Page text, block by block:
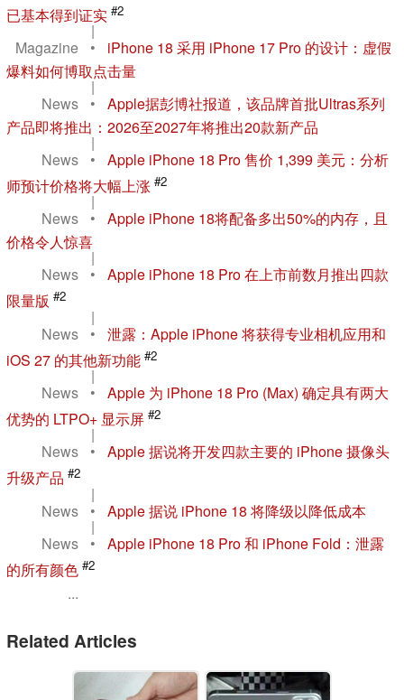
已基本得到证实 #2
|
Magazine
•
iPhone 18 采用 iPhone 17 Pro 的设计：虚假
爆料如何博取点击量
|
News
•
Apple据彭博社报道，该品牌首批Ultras系列
产品即将推出：2026至2027年将推出20款新产品
|
News
•
Apple iPhone 18 Pro 售价 1,399 美元：分析
师预计价格将大幅上涨 #2
|
News
•
Apple iPhone 18将配备多出50%的内存，且
价格令人惊喜
|
News
•
Apple iPhone 18 Pro 在上市前数月推出四款
限量版 #2
|
News
•
泄露：Apple iPhone 将获得专业相机应用和
iOS 27 的其他新功能 #2
|
News
•
Apple 为 iPhone 18 Pro (Max) 确定具有两大
优势的 LTPO+ 显示屏 #2
|
News
•
Apple 据说将开发四款主要的 iPhone 摄像头
升级产品 #2
|
News
• Apple 据说 iPhone 18 将降级以降低成本
|
News
•
Apple iPhone 18 Pro 和 iPhone Fold：泄露
的所有颜色 #2
...
Related Articles